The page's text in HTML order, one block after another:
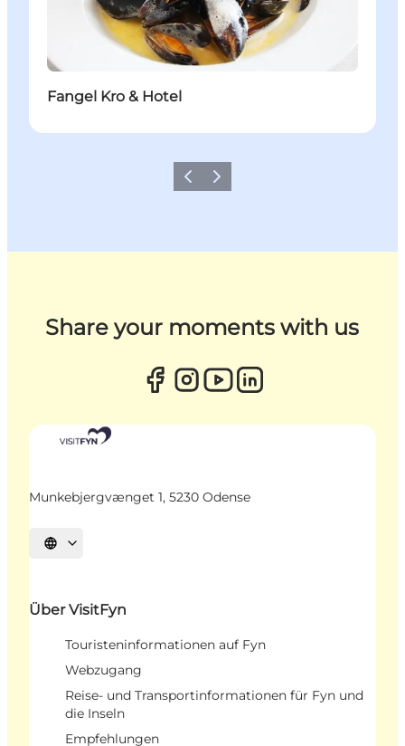
Fangel Kro & Hotel
ZurückWeiter
Share your moments with us
Munkebjergvænget 1, 5230 Odense
Sprache auswählen
Über VisitFyn
Touristeninformationen auf Fyn
Webzugang
Reise- und Transportinformationen für Fyn und
die Inseln
Empfehlungen